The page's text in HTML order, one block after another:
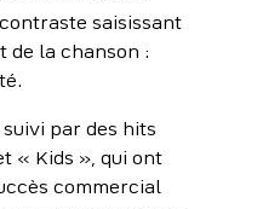
saisissant
de la chanson :
par des hits
« Kids », qui ont
commercial